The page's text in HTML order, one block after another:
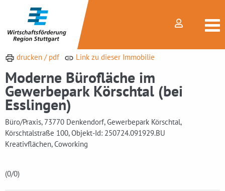
drucken / pdf Link zu dieser Immobilie
Moderne Bürofläche im
Gewerbepark Körschtal (bei
Esslingen)
Büro/Praxis, 73770 Denkendorf, Gewerbepark Körschtal,
Körschtalstraße 100, Objekt-Id: 250724.091929.BU
Kreativflächen, Coworking
(0/0)